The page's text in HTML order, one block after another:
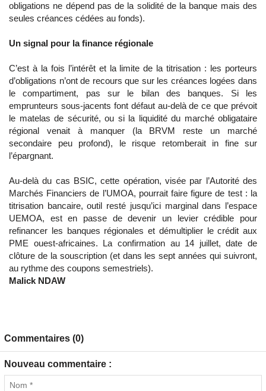
obligations ne dépend pas de la solidité de la banque mais des
seules créances cédées au fonds).
Un signal pour la finance régionale
C’est à la fois l’intérêt et la limite de la titrisation : les porteurs
d’obligations n’ont de recours que sur les créances logées dans
le compartiment, pas sur le bilan des banques. Si les
emprunteurs sous-jacents font défaut au-delà de ce que prévoit
le matelas de sécurité, ou si la liquidité du marché obligataire
régional venait à manquer (la BRVM reste un marché
secondaire peu profond), le risque retomberait in fine sur
l’épargnant.
Au-delà du cas BSIC, cette opération, visée par l’Autorité des
Marchés Financiers de l’UMOA, pourrait faire figure de test : la
titrisation bancaire, outil resté jusqu’ici marginal dans l’espace
UEMOA, est en passe de devenir un levier crédible pour
refinancer les banques régionales et démultiplier le crédit aux
PME ouest-africaines. La confirmation au 14 juillet, date de
clôture de la souscription (et dans les sept années qui suivront,
au rythme des coupons semestriels).
Malick NDAW
Commentaires (0)
Nouveau commentaire :